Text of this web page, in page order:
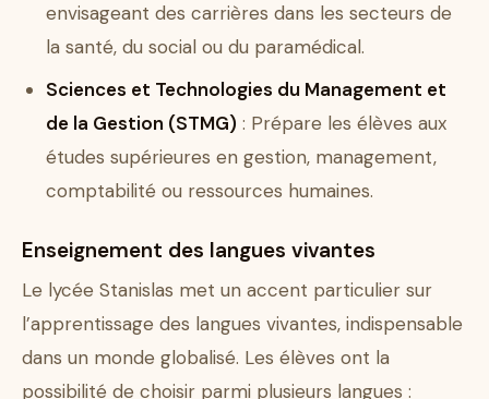
envisageant des carrières dans les secteurs de
la santé, du social ou du paramédical.
Sciences et Technologies du Management et
de la Gestion (STMG) : Prépare les élèves aux
études supérieures en gestion, management,
comptabilité ou ressources humaines.
Enseignement des langues vivantes
Le lycée Stanislas met un accent particulier sur
l’apprentissage des langues vivantes, indispensable
dans un monde globalisé. Les élèves ont la
possibilité de choisir parmi plusieurs langues :